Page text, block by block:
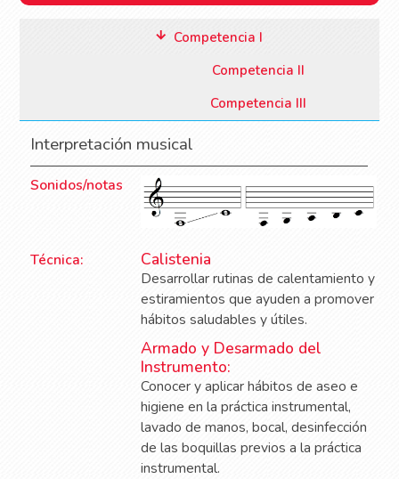
Competencia I
Competencia II
Competencia III
Interpretación musical
Sonidos/notas
Técnica: Calistenia
Desarrollar rutinas de calentamiento y
estiramientos que ayuden a promover
hábitos saludables y útiles.
Armado y Desarmado del
Instrumento:
Conocer y aplicar hábitos de aseo e
higiene en la práctica instrumental,
lavado de manos, bocal, desinfección
de las boquillas previos a la práctica
instrumental.